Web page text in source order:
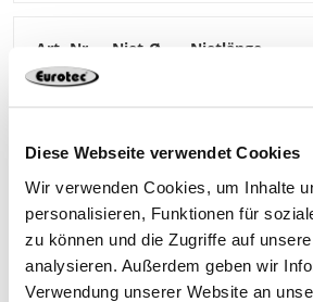
Diese Webseite verwendet Cookies
Wir verwenden Cookies, um Inhalte
personalisieren, Funktionen für
zu können und die Zugriffe auf
analysieren. Außerdem geben wir
Verwendung unserer Website an
111248
14,5 mm 200
4250207427537